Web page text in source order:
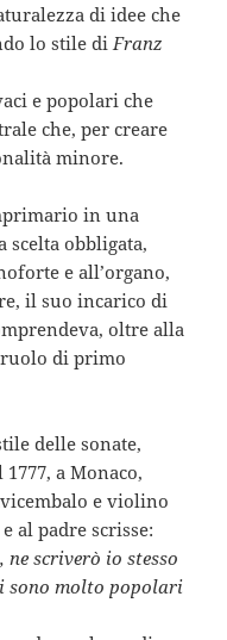
di idee che
lo stile di Franz
e popolari che
che, per creare
minore.
in una
scelta obbligata,
e all’organo,
il suo incarico di
oltre alla
ruolo di primo
delle sonate,
a Monaco,
e violino
e al padre scrisse:
scriverò io stesso
sono molto popolari